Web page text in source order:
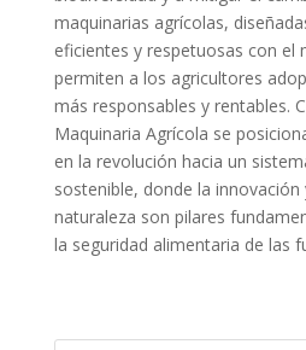
maquinarias agrícolas,
eficientes y respetuosas con el
permiten a los agricultores
más responsables y rentables.
Maquinaria Agrícola se
en la revolución hacia un
sostenible, donde la
naturaleza son pilares
la seguridad alimentaria de las